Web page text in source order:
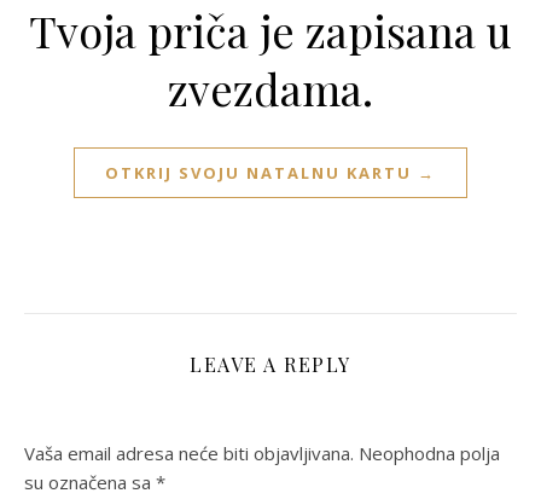
Tvoja priča je zapisana u
zvezdama.
OTKRIJ SVOJU NATALNU KARTU →
LEAVE A REPLY
Vaša email adresa neće biti objavljivana. Neophodna polja
su označena sa *